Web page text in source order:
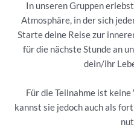
In unseren Gruppen
Atmosphäre, in der sich
Starte deine Reise zur
für die nächste Stunde an
dein/ihr
Für die Teilnahme ist
kannst sie jedoch auch als